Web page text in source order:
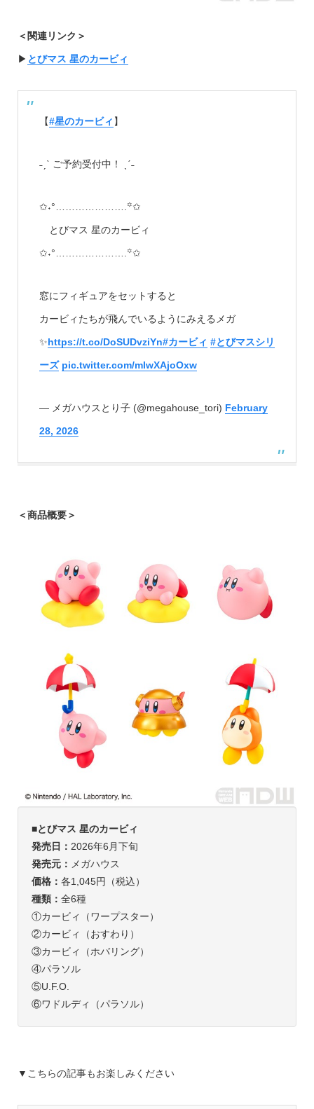
＜関連リンク＞
▶︎ とびマス 星のカービィ
【#星のカービィ 】
˗ˏˋ ご予約受付中！ ˎˊ˗
✩˖°………………….꙳✩
とびマス 星のカービィ
✩˖°………………….꙳✩
窓にフィギュアをセットすると
カービィたちが飛んでいるようにみえるメガ
✨https://t.co/DoSUDvziYn#カービィ #とびマスシリ
ーズ pic.twitter.com/mIwXAjoOxw
— メガハウスとり子 (@megahouse_tori) February
28, 2026
＜商品概要＞
■とびマス 星のカービィ
発売日： 2026年6月下旬
発売元： メガハウス
価格： 各1,045円（税込）
種類： 全6種
①カービィ（ワープスター）
②カービィ（おすわり）
③カービィ（ホバリング）
④パラソル
⑤U.F.O.
⑥ワドルディ（パラソル）
▼こちらの記事もお楽しみください